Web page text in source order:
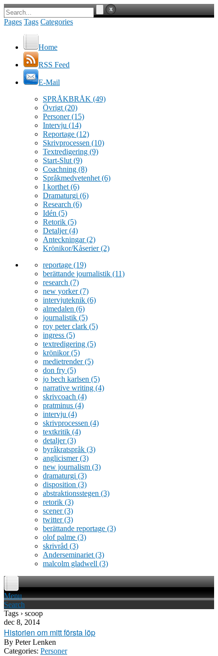
Pages Tags Categories
Home
RSS Feed
E-Mail
SPRÅKBRÅK (49)
Övrigt (20)
Personer(15)
Intervju (14)
Reportage (12)
Skrivprocessen (10)
Textredigering (9)
Start-Slut (9)
Coachning (8)
Språkmedvetenhet (6)
I korthet (6)
Dramaturgi (6)
Research (6)
Idén (5)
Retorik (5)
Detaljer(4)
Anteckningar(2)
Krönikor/Kåserier(2)
reportage (19)
berättande journalistik (11)
research (7)
new yorker(7)
intervjuteknik (6)
almedalen (6)
journalistik (5)
roy peter clark (5)
ingress (5)
textredigering (5)
krönikor(5)
medietrender(5)
don fry (5)
jo bech karlsen (5)
narrative writing (4)
skrivcoach (4)
pratminus (4)
intervju (4)
skrivprocessen (4)
textkritik (4)
detaljer(3)
byråkratspråk (3)
anglicismer(3)
new journalism (3)
dramaturgi (3)
disposition (3)
abstraktionsstegen (3)
retorik (3)
scener(3)
twitter(3)
berättande reportage (3)
olof palme (3)
skrivråd (3)
Anderseminariet (3)
malcolm gladwell (3)
Menu
Search
Tags › scoop
dec 8, 2014
Historien om mitt första löp
By Peter Lenken
Categories: Personer